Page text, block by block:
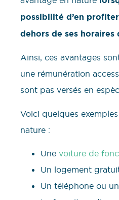
possibilité d’en
dehors de ses horaires
Ainsi, ces avantages
une rémunération
sont pas versés en
Voici quelques
nature :
Une voiture de
Un logement
Un téléphone ou